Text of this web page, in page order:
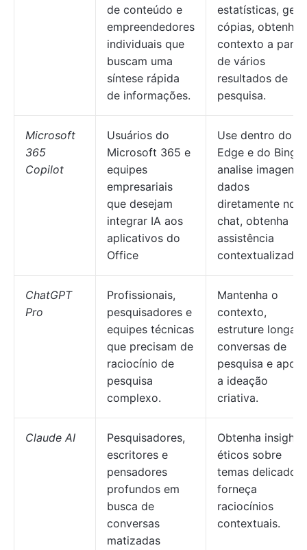
de conteúdo e
empreendedores
individuais que
buscam uma
síntese rápida
de informações.
estatísticas, gere
cópias, obtenha
contexto a partir
de vários
resultados de
pesquisa.
Microsoft
365
Copilot
Usuários do
Microsoft 365 e
equipes
empresariais
que desejam
integrar IA aos
aplicativos do
Office
Use dentro do
Edge e do Bing,
analise imagens
dados
diretamente no
chat, obtenha
assistência
contextualizada.
ChatGPT
Pro
Profissionais,
pesquisadores e
equipes técnicas
que precisam de
raciocínio de
pesquisa
complexo.
Mantenha o
contexto,
estruture longas
conversas de
pesquisa e apoie
a ideação
criativa.
Claude AI
Pesquisadores,
escritores e
pensadores
profundos em
busca de
conversas
matizadas
Obtenha insights
éticos sobre
temas delicados
forneça
raciocínios
contextuais.